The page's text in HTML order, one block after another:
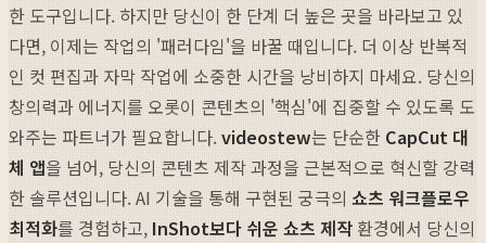
한 도구입니다. 하지만 당신이 한 단계 더 높은 곳을 바라보고 있
다면, 이제는 작업의 '패러다임'을 바꿀 때입니다. 더 이상 반복적
인 컷 편집과 자막 작업에 소중한 시간을 낭비하지 마세요. 당신의
창의력과 에너지를 오롯이 콘텐츠의 '핵심'에 집중할 수 있도록 도
와주는 파트너가 필요합니다.videostew는 단순한 CapCut 대
체 앱을 넘어, 당신의 콘텐츠 제작 과정을 근본적으로 혁신할 강력
한 솔루션입니다. AI 기술을 통해 구현된 궁극의 쇼츠 워크플로우
최적화를 경험하고, InShot보다 쉬운 쇼츠 제작 환경에서 당신의